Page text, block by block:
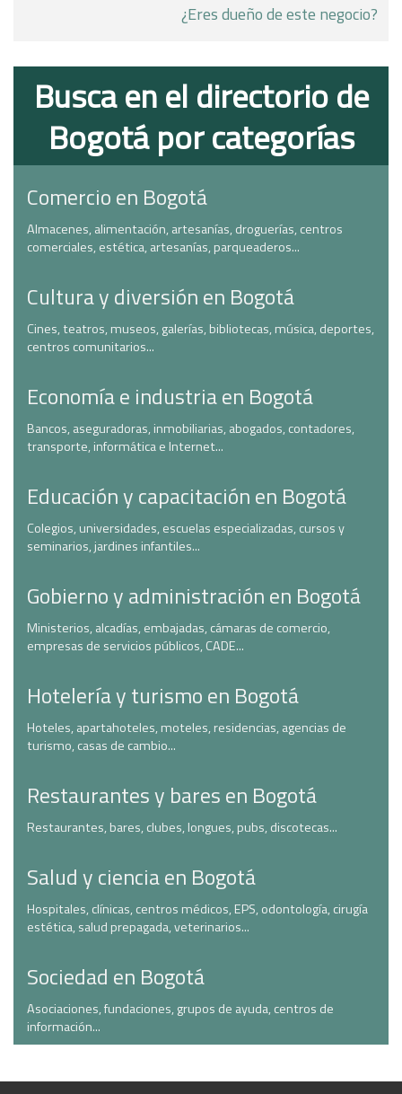
¿Eres dueño de este negocio?
Busca en el directorio de
Bogotá por categorías
Comercio en Bogotá
Almacenes, alimentación, artesanías, droguerías, centros
comerciales, estética, artesanías, parqueaderos...
Cultura y diversión en Bogotá
Cines, teatros, museos, galerías, bibliotecas, música, deportes,
centros comunitarios...
Economía e industria en Bogotá
Bancos, aseguradoras, inmobiliarias, abogados, contadores,
transporte, informática e Internet...
Educación y capacitación en Bogotá
Colegios, universidades, escuelas especializadas, cursos y
seminarios, jardines infantiles...
Gobierno y administración en Bogotá
Ministerios, alcadías, embajadas, cámaras de comercio,
empresas de servicios públicos, CADE...
Hotelería y turismo en Bogotá
Hoteles, apartahoteles, moteles, residencias, agencias de
turismo, casas de cambio...
Restaurantes y bares en Bogotá
Restaurantes, bares, clubes, longues, pubs, discotecas...
Salud y ciencia en Bogotá
Hospitales, clínicas, centros médicos, EPS, odontología, cirugía
estética, salud prepagada, veterinarios...
Sociedad en Bogotá
Asociaciones, fundaciones, grupos de ayuda, centros de
información...